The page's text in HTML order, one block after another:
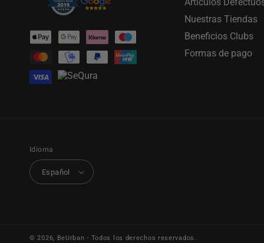
Formas
de
pago
Nuestras Tiendas
Beneficios Clubs
Formas de pago
Idioma
Español
© 2026, BeUrban - Todos los derechos reservados.